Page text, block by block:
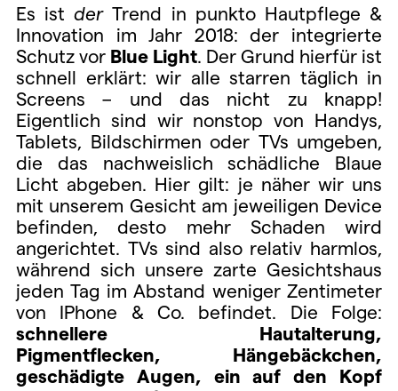
Es istderTrend in punkto Hautpflege &
Innovation im Jahr 2018: der integrierte
Schutz vor Blue Light. Der Grund hierfür ist
schnell erklärt: wir alle starren täglich in
Screens – und das nicht zu knapp!
Eigentlich sind wir nonstop von Handys,
Tablets, Bildschirmen oder TVs umgeben,
die das nachweislich schädliche Blaue
Licht abgeben. Hier gilt: je näher wir uns
mit unserem Gesicht am jeweiligen Device
befinden, desto mehr Schaden wird
angerichtet. TVs sind also relativ harmlos,
während sich unsere zarte Gesichtshaus
jeden Tag im Abstand weniger Zentimeter
von IPhone & Co. befindet. Die Folge:
schnellere Hautalterung,
Pigmentflecken, Hängebäckchen,
geschädigte Augen, ein auf den Kopf